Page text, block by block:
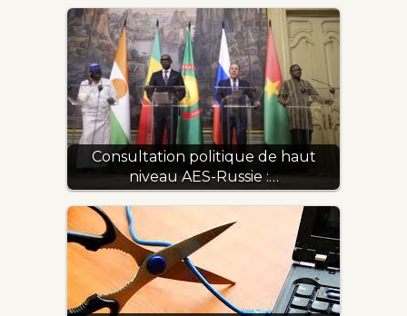
Consultation politique de haut
niveau AES-Russie :…